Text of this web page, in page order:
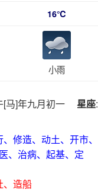
16℃
小雨
[马]年九月初一 星座:
修造、动土、开市、
、治病、起基、定
、造船